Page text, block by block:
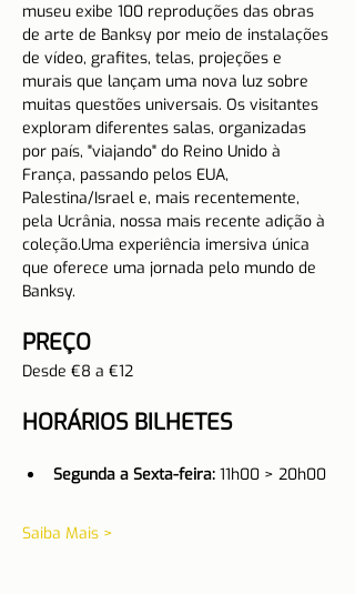
museu exibe 100 reproduções das obras
de arte de Banksy por meio de instalações
de vídeo, grafites, telas, projeções e
murais que lançam uma nova luz sobre
muitas questões universais. Os visitantes
exploram diferentes salas, organizadas
por país, "viajando" do Reino Unido à
França, passando pelos EUA,
Palestina/Israel e, mais recentemente,
pela Ucrânia, nossa mais recente adição à
coleção.Uma experiência imersiva única
que oferece uma jornada pelo mundo de
Banksy.
PREÇO
Desde €8 a €12
HORÁRIOS BILHETES
Segunda a Sexta-feira: 11h00 > 20h00
Saiba Mais >